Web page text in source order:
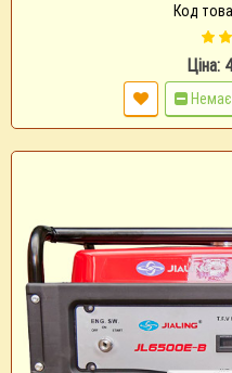
Код
Ціна:
Немає